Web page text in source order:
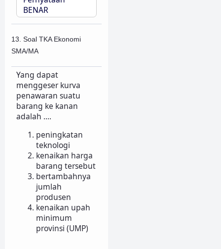
BENAR
13. Soal TKA Ekonomi
SMA/MA
Yang dapat
menggeser kurva
penawaran suatu
barang ke kanan
adalah ....
peningkatan
teknologi
kenaikan harga
barang tersebut
bertambahnya
jumlah
produsen
kenaikan upah
minimum
provinsi (UMP)